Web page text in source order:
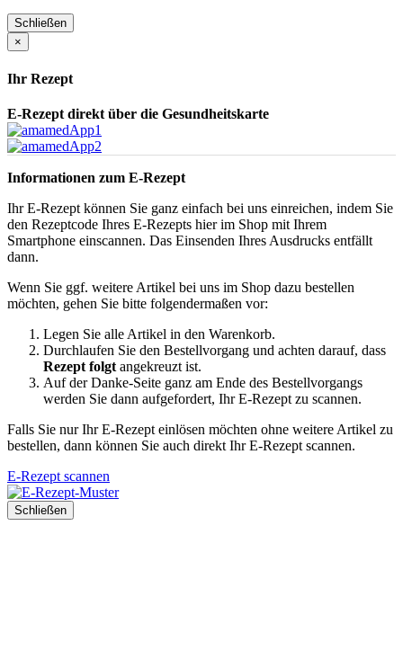
Schließen
×
Ihr Rezept
E-Rezept direkt über die Gesundheitskarte
Informationen zum E-Rezept
Ihr E-Rezept können Sie ganz einfach bei uns einreichen, indem Sie
den Rezeptcode Ihres E-Rezepts hier im Shop mit Ihrem
Smartphone einscannen. Das Einsenden Ihres Ausdrucks entfällt
dann.
Wenn Sie ggf. weitere Artikel bei uns im Shop dazu bestellen
möchten, gehen Sie bitte folgendermaßen vor:
Legen Sie alle Artikel in den Warenkorb.
Durchlaufen Sie den Bestellvorgang und achten darauf, dass
Rezept folgt angekreuzt ist.
Auf der Danke-Seite ganz am Ende des Bestellvorgangs
werden Sie dann aufgefordert, Ihr E-Rezept zu scannen.
Falls Sie nur Ihr E-Rezept einlösen möchten ohne weitere Artikel zu
bestellen, dann können Sie auch direkt Ihr E-Rezept scannen.
E-Rezept scannen
Schließen